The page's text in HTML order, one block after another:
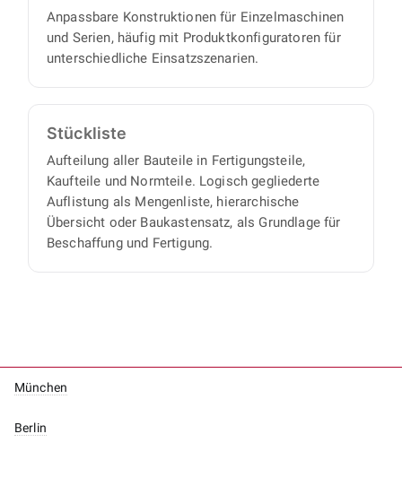
Anpassbare Konstruktionen für Einzelmaschinen
und Serien, häufig mit Produktkonfiguratoren für
unterschiedliche Einsatzszenarien.
Stückliste
Aufteilung aller Bauteile in Fertigungsteile,
Kaufteile und Normteile. Logisch gegliederte
Auflistung als Mengenliste, hierarchische
Übersicht oder Baukastensatz, als Grundlage für
Beschaffung und Fertigung.
München
Berlin